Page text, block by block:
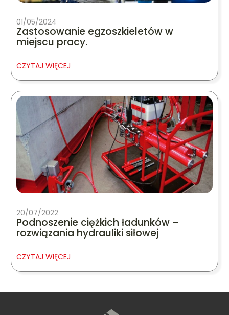
01/05/2024
Zastosowanie egzoszkieletów w
miejscu pracy.
CZYTAJ WIĘCEJ
20/07/2022
Podnoszenie ciężkich ładunków –
rozwiązania hydrauliki siłowej
CZYTAJ WIĘCEJ